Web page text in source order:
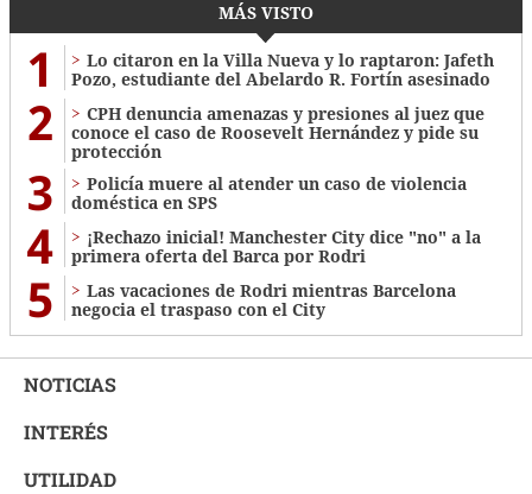
MÁS VISTO
1
Lo citaron en la Villa Nueva y lo raptaron: Jafeth
Pozo, estudiante del Abelardo R. Fortín asesinado
2
CPH denuncia amenazas y presiones al juez que
conoce el caso de Roosevelt Hernández y pide su
protección
3
Policía muere al atender un caso de violencia
doméstica en SPS
4
¡Rechazo inicial! Manchester City dice "no" a la
primera oferta del Barca por Rodri
5
Las vacaciones de Rodri mientras Barcelona
negocia el traspaso con el City
NOTICIAS
INTERÉS
UTILIDAD